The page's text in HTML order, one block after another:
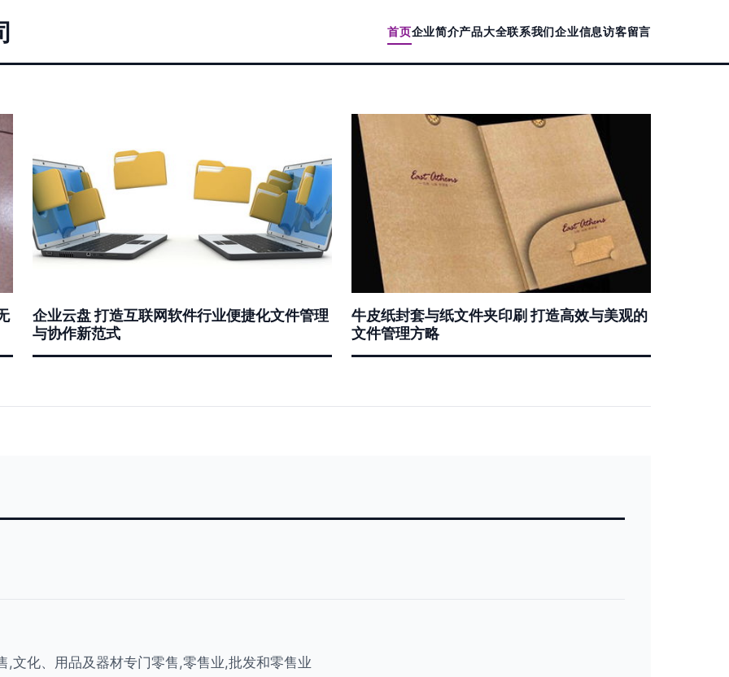
首页企业简介产品大全联系我们企业信息访客留言
企业云盘 打造互联网软件行业便捷化文件管理
与协作新范式
牛皮纸封套与纸文件夹印刷 打造高效与美观的
文件管理方略
,文化、用品及器材专门零售,零售业,批发和零售业